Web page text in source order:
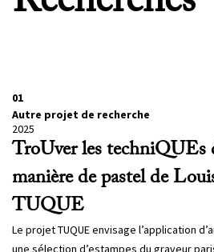
01
Autre projet de recherche
2025
TroUver les techniQUEs
manière de pastel de
TUQUE
Le projet TUQUE envisage l’application
une sélection d’estampes du graveur